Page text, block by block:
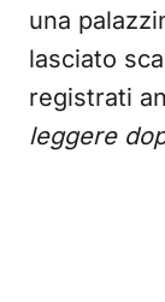
una
lasciato
registrati
leggere